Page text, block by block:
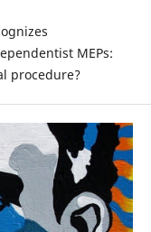
MEPs:
procedure?